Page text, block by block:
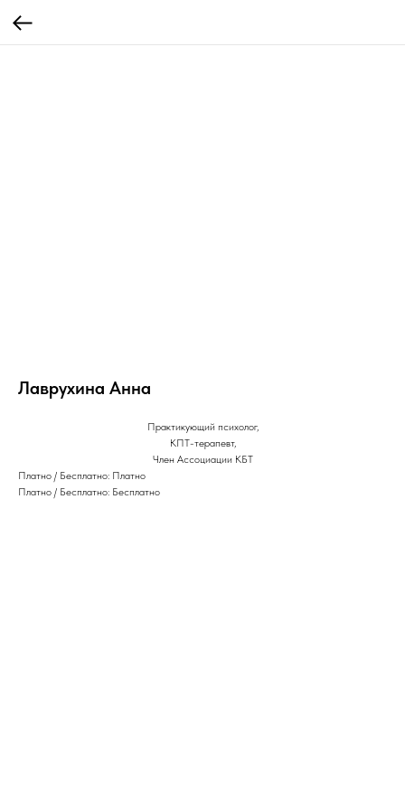
Лаврухина Анна
Практикующий психолог,
КПТ-терапевт,
Член Ассоциации КБТ
Платно / Бесплатно: Платно
Платно / Бесплатно: Бесплатно